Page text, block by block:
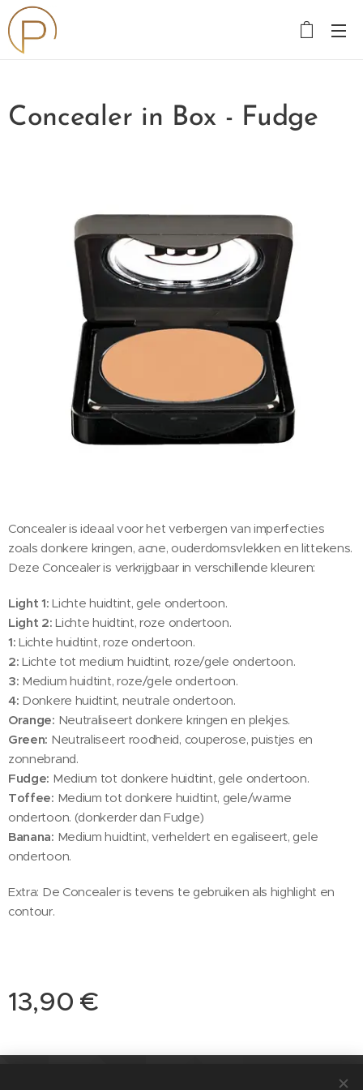
Concealer in Box - Fudge
Concealer is ideaal voor het verbergen van imperfecties
zoals donkere kringen, acne, ouderdomsvlekken en littekens.
Deze Concealer is verkrijgbaar in verschillende kleuren:
Light 1: Lichte huidtint, gele ondertoon.
Light 2: Lichte huidtint, roze ondertoon.
1: Lichte huidtint, roze ondertoon.
2: Lichte tot medium huidtint, roze/gele ondertoon.
3: Medium huidtint, roze/gele ondertoon.
4: Donkere huidtint, neutrale ondertoon.
Orange: Neutraliseert donkere kringen en plekjes.
Green: Neutraliseert roodheid, couperose, puistjes en
zonnebrand.
Fudge: Medium tot donkere huidtint, gele ondertoon.
Toffee: Medium tot donkere huidtint, gele/warme
ondertoon. (donkerder dan Fudge)
Banana: Medium huidtint, verheldert en egaliseert, gele
ondertoon.
Extra: De Concealer is tevens te gebruiken als highlight en
contour.
13,90 €